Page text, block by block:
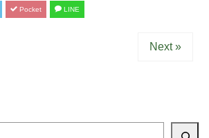
Pocket LINE
Next »